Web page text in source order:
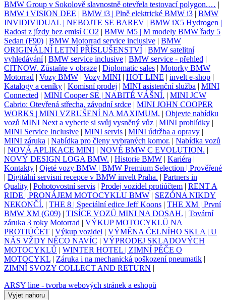
BMW Group v Sokolově slavnostně otevřela testovací polygon.… |
BMW i VISION DEE | BMW i3 | Plně elektrické BMW i3 | BMW
INVIDIVIDUAL | NEBOJTE SE BAREV | BMW iX5 Hydrogen |
Radost z jízdy bez emisí CO2 | BMW M5 | M modely BMW řady 5
Sedan (F90) | BMW Motorrad service inclusive | BMW
ORIGINÁLNÍ LETNÍ PŘÍSLUŠENSTVÍ | BMW satelitní
vyhledávání| BMW service inclusive | BMW service - přehled |
CITNOW. Zůstaňte v obraze | Diplomatic sales | Motorky BMW
Motorrad | Vozy BMW | Vozy MINI | HOT LINE | invelt e-shop |
Katalogy a ceníky | Komisní prodej | MINI asistenční služba | MINI
Connected | MINI Cooper SE | NABITÉ VÁŠNÍ. | MINI JCW
Cabrio: Otevřená střecha, závodní srdce | MINI JOHN COOPER
WORKS | MINI VZRUŠENÍ NA MAXIMUM. | Objevte nabídku
vozů MINI Next a vyberte si svůj vysněný vůz | MINI prohlídky |
MINI Service Inclusive | MINI servis | MINI údržba a opravy |
MINI záruka | Nabídka pro členy vybraných komor. | Nabídka vozů
| NOVÁ APLIKACE MINI | NOVÉ BMW C EVOLUTION. |
NOVÝ DESIGN LOGA BMW. | Historie BMW | Kariéra |
Kontakty | Ojeté vozy BMW | BMW Premium Selection | Prověřené
| Digitální servisní recepce v BMW invelt Praha. | Partners in
Quality | Pohotovostní servis | Prodej vozidel protiúčtem | RENT A
RIDE | PRONÁJEM MOTOCYKLU BMW | SEZÓNA NIKDY
NEKONČÍ. | THE 8 | Speciální edice Jeff Koons | THE XM | První
BMW XM (G09) | TISÍCE VOZŮ MINI NA DOSAH. | Tovární
záruka 3 roky Motorrad | VÝKUP MOTOCYKLŮ NA
PROTIÚČET | Výkup vozidel | VÝMĚNA ČELNÍHO SKLA | U
NÁS VŽDY NĚCO NAVÍC | VÝPRODEJ SKLADOVÝCH
MOTOCYKLŮ | WINTER HOTEL | ZIMNÍ PÉČE O
MOTOCYKL | Záruka i na mechanická poškození pneumatik |
ZIMNÍ SVOZY COLLECT AND RETURN |
ARSY line - tvorba webových stránek a eshopů
Vyjet nahoru